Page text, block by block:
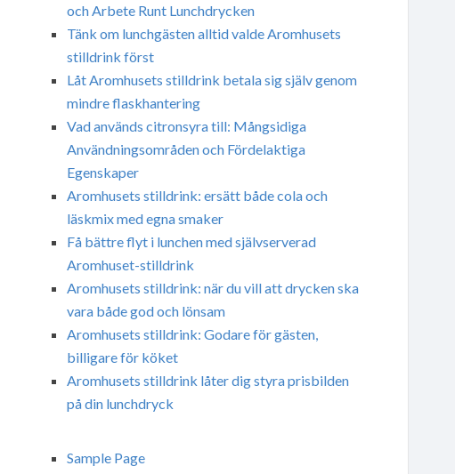
och Arbete Runt Lunchdrycken
Tänk om lunchgästen alltid valde Aromhusets
stilldrink först
Låt Aromhusets stilldrink betala sig själv genom
mindre flaskhantering
Vad används citronsyra till: Mångsidiga
Användningsområden och Fördelaktiga
Egenskaper
Aromhusets stilldrink: ersätt både cola och
läskmix med egna smaker
Få bättre flyt i lunchen med självserverad
Aromhuset-stilldrink
Aromhusets stilldrink: när du vill att drycken ska
vara både god och lönsam
Aromhusets stilldrink: Godare för gästen,
billigare för köket
Aromhusets stilldrink låter dig styra prisbilden
på din lunchdryck
Sample Page